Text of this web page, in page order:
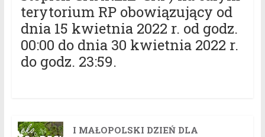
terytorium RP obowiązujący od
dnia 15 kwietnia 2022 r. od godz.
00:00 do dnia 30 kwietnia 2022 r.
do godz. 23:59.
I MAŁOPOLSKI DZIEŃ DLA